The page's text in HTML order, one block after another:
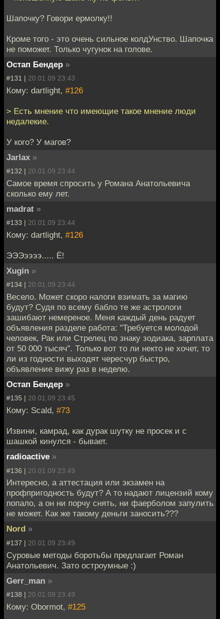
Шапочку? Говори ермолку!!
Кроме того - это очень сильное колдУнство. Шапочка
не поможет. Только чугунок на голове.
Остап Бендер »
#131 | 20.01.09 23:43
Кому: dartlight, #126
> Есть мнение что имеющие такое мнение люди
недалекие.
У кого? У магов?
Jarlax »
#132 | 20.01.09 23:44
Самое время спросить у Романа Анатольевича
сколько ему лет.
madrat »
#133 | 20.01.09 23:44
Кому: dartlight, #126
ЭЭЭээээ..... Ё!
Xugin »
#134 | 20.01.09 23:44
Весело. Может скоро налоги взимать за магию
будут? Судя по всему бабло те же астрологи
зашибают немереное. Меня каждый день радует
объявления разделе работа: "Требуется молодой
человек, Рак или Стрелец по знаку зодиака, зарплата
от 50 000 тысяч". Только вот то ли некто не хочет, то
ли из годности выходят чересчур быстро,
объявление вижу раз в неделю.
Остап Бендер »
#135 | 20.01.09 23:45
Кому: Scald, #73
Извини, камрад, как дурак шутку не просек и с
шашкой кинулся - бывает.
radioactive »
#136 | 20.01.09 23:49
Интересно, а аттестация или экзамен на
профпригодность будут? А то надают лицензий кому
попало, а он ни порчу снять, ни фаерболом запулить
не может. Как же такому деньги заносить???
Nord »
#137 | 20.01.09 23:49
Суровые методы боротьбы предлагает Роман
Анатольевич. Зато остроумные :)
Gerr_man »
#138 | 20.01.09 23:49
Кому: Obormot, #125